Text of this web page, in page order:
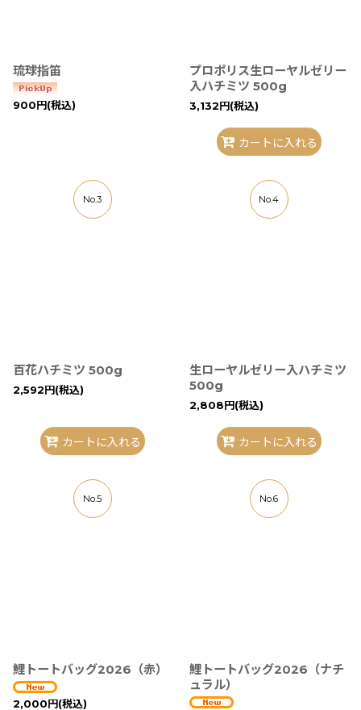
琉球指笛
900円(税込)
プロポリス生ローヤルゼリー
入ハチミツ 500g
3,132円(税込)
カートに入れる
No.3
百花ハチミツ 500g
2,592円(税込)
カートに入れる
No.4
生ローヤルゼリー入ハチミツ
500g
2,808円(税込)
カートに入れる
No.5
鯉トートバッグ2026（赤）
2,000円(税込)
No.6
鯉トートバッグ2026（ナチ
ュラル）